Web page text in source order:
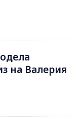
на Валерия